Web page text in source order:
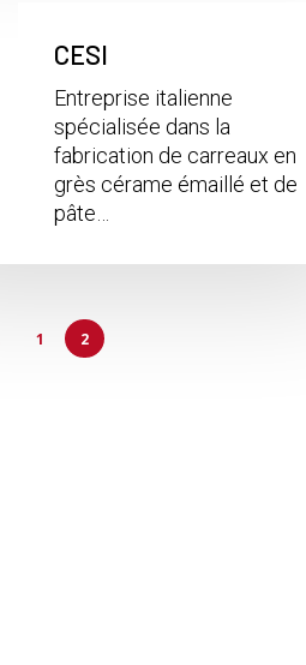
CESI
Entreprise italienne
spécialisée dans la
fabrication de carreaux en
grès cérame émaillé et de
pâte…
1 2